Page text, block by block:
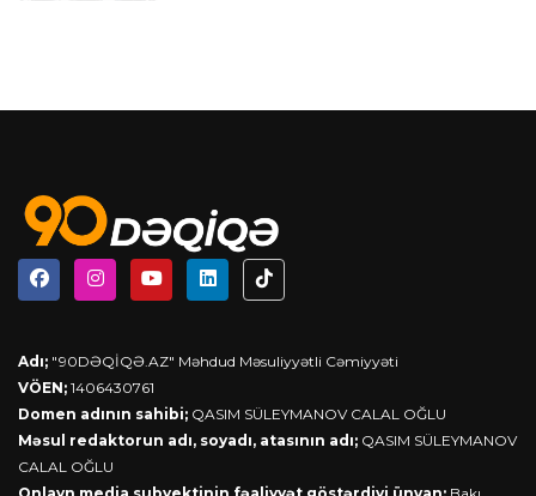
Adı; "90DƏQİQƏ.AZ" Məhdud Məsuliyyətli Cəmiyyəti
VÖEN; 1406430761
Domen adının sahibi; QASIM SÜLEYMANOV CALAL OĞLU
Məsul redaktorun adı, soyadı, atasının adı; QASIM SÜLEYMANOV
CALAL OĞLU